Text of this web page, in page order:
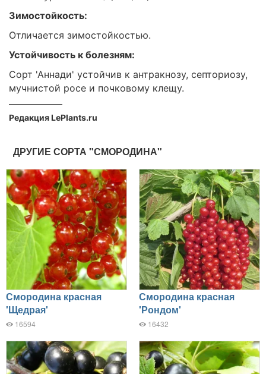
Зимостойкость:
Отличается зимостойкостью.
Устойчивость к болезням:
Сорт 'Аннади' устойчив к антракнозу, септориозу,
мучнистой росе и почковому клещу.
Редакция LePlants.ru
ДРУГИЕ СОРТА "СМОРОДИНА"
Смородина красная
'Щедрая'
16594
Смородина красная
'Рондом'
16432